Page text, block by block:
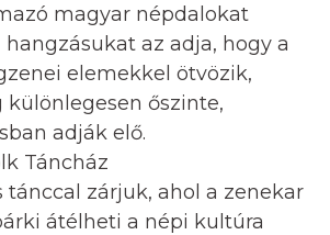
magyar népdalokat
hangzásukat az adja, hogy a
elemekkel ötvözik,
őszinte,
adják elő.
Táncház
tánccal zárjuk, ahol a zenekar
átélheti a népi kultúra